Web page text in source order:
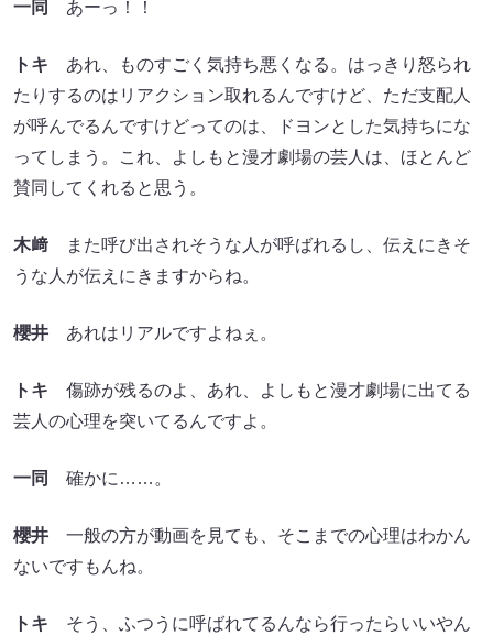
一同 あーっ！！
トキ あれ、ものすごく気持ち悪くなる。はっきり怒られ
たりするのはリアクション取れるんですけど、ただ支配人
が呼んでるんですけどってのは、ドヨンとした気持ちにな
ってしまう。これ、よしもと漫才劇場の芸人は、ほとんど
賛同してくれると思う。
木﨑 また呼び出されそうな人が呼ばれるし、伝えにきそ
うな人が伝えにきますからね。
櫻井 あれはリアルですよねぇ。
トキ 傷跡が残るのよ、あれ、よしもと漫才劇場に出てる
芸人の心理を突いてるんですよ。
一同 確かに……。
櫻井 一般の方が動画を見ても、そこまでの心理はわかん
ないですもんね。
トキ そう、ふつうに呼ばれてるんなら行ったらいいやん